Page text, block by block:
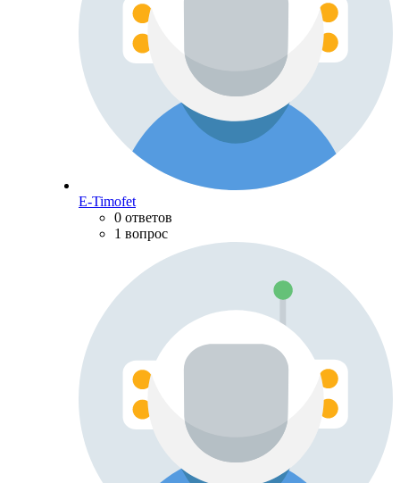
E-Timofet
0 ответов
1 вопрос